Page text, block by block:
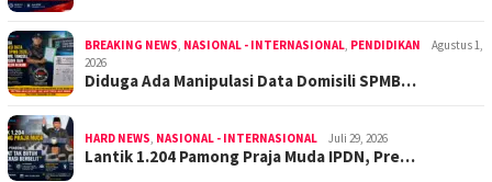
BREAKING NEWS, NASIONAL - INTERNASIONAL, PENDIDIKAN
Agustus 1,
2026
Diduga Ada Manipulasi Data Domisili SPMB…
HARD NEWS, NASIONAL - INTERNASIONAL Juli 29, 2026
Lantik 1.204 Pamong Praja Muda IPDN, Pre…